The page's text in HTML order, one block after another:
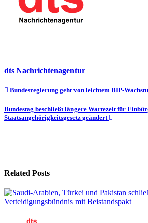
dts Nachrichtenagentur
Beitragsnavigation
Bundesregierung geht von leichtem BIP-
Bundestag beschließt längere Wartezeit für
Staatsangehörigkeitsgesetz geändert
Related Posts